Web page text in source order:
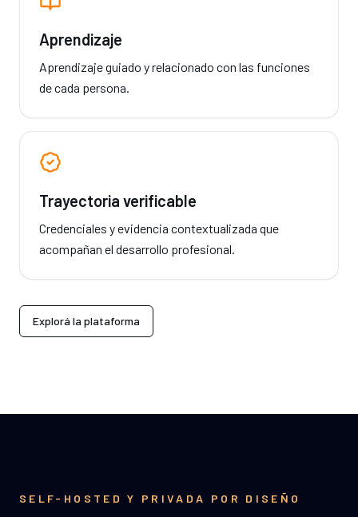
Aprendizaje
Aprendizaje guiado y relacionado con las funciones
de cada persona.
Trayectoria verificable
Credenciales y evidencia contextualizada que
acompañan el desarrollo profesional.
Explorá la plataforma
SELF-HOSTED Y PRIVADA POR DISEÑO